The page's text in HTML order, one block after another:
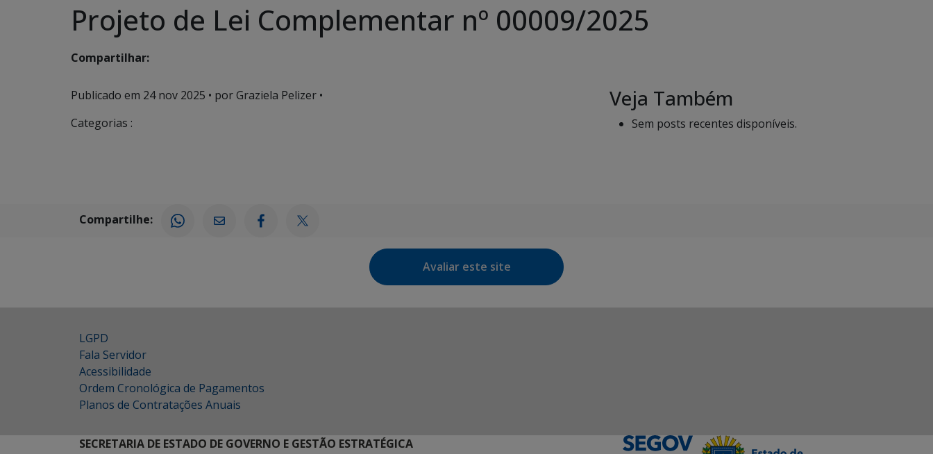
Projeto de Lei Complementar nº 00009/2025
Compartilhar:
Publicado em 24 nov 2025 • por Graziela Pelizer •
Categorias :
Veja Também
Sem posts recentes disponíveis.
Compartilhe:
Avaliar este site
LGPD
Fala Servidor
Acessibilidade
Ordem Cronológica de Pagamentos
Planos de Contratações Anuais
SECRETARIA DE ESTADO DE GOVERNO E GESTÃO ESTRATÉGICA